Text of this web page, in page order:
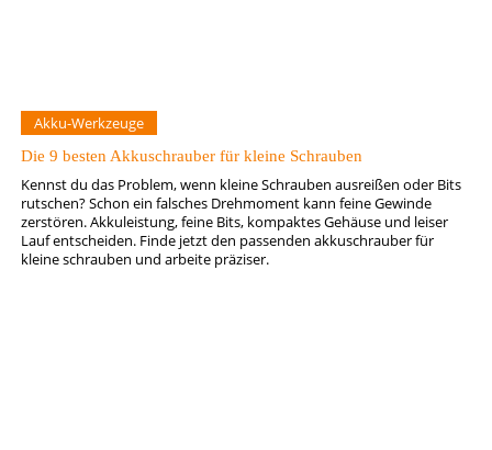
Akku-Werkzeuge
Die 9 besten Akkuschrauber für kleine Schrauben
Kennst du das Problem, wenn kleine Schrauben ausreißen oder Bits
rutschen? Schon ein falsches Drehmoment kann feine Gewinde
zerstören. Akkuleistung, feine Bits, kompaktes Gehäuse und leiser
Lauf entscheiden. Finde jetzt den passenden akkuschrauber für
kleine schrauben und arbeite präziser.